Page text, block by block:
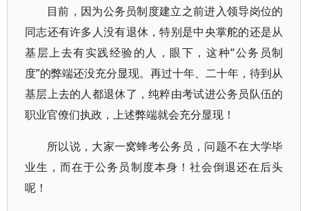
目前，因为公务员制度建立之前进入领导岗位的
同志还有许多人没有退休，特别是中央掌舵的还是从
基层上去有实践经验的人，眼下，这种“公务员制
度”的弊端还没充分显现。再过十年、二十年，待到从
基层上去的人都退休了，纯粹由考试进公务员队伍的
职业官僚们执政，上述弊端就会充分显现！
所以说，大家一窝蜂考公务员，问题不在大学毕
业生，而在于公务员制度本身！社会倒退还在后头
呢！